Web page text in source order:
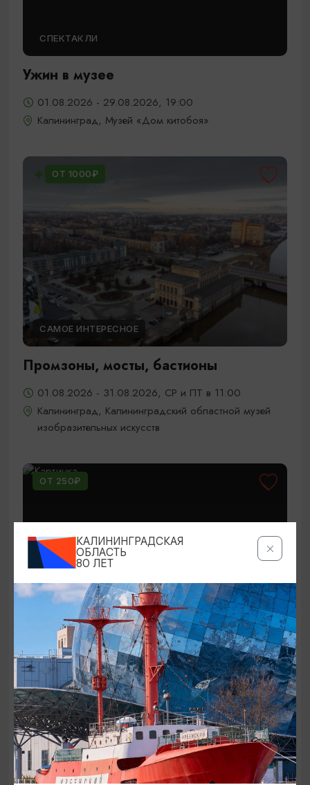
СПЕКТАКЛИ
Ужин в музее
01.08.2026 - 29.08.2026, 19:00
Калининград, Музей «Дом китобоя»
ОТ 1000₽
САМОЕ ИНТЕРЕСНОЕ
Промзоны, мосты, бастионы
01.08.2026 - 31.08.2026, СР и ПТ в 11:00
Калининград, Калининградский областной музей
изобразительных искусств
ОТ 250₽
КОНЦЕРТЫ
Мероприятия в Доме-музее Германа
Брахерта в августе
01.08.2026 - 31.08.2026
Светлогорск, Дом-музей Германа Брахерта
КАЛИНИНГРАДСКАЯ
ОБЛАСТЬ
80 ЛЕТ